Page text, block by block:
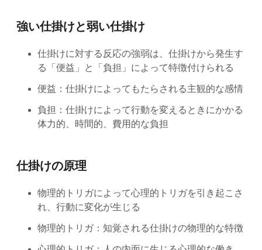
強い仕掛けと弱い仕掛け
仕掛けに対する反応の強弱は、仕掛けから発生す
る「便益」と「負担」によって特徴付けられる
便益：仕掛けによってもたらされる主観的な感情
負担：仕掛けによって行動を変えるときにかかる
体力的、時間的、費用的な負担
仕掛けの原理
物理的トリガによって心理的トリガを引き起こさ
れ、行動に変化が生じる
物理的トリガ：知覚される仕掛けの物理的な特徴